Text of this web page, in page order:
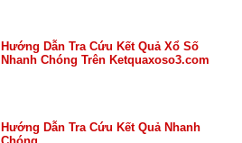
Hướng Dẫn Tra Cứu Kết Quả Xổ Số
Nhanh Chóng Trên Ketquaxoso3.com
Hướng Dẫn Tra Cứu Kết Quả Nhanh